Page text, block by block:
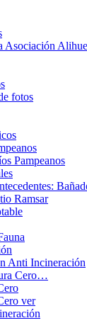
Asociación
fotos
Pampeanos
Ramsar
Anti Incineración
Cero…
ver